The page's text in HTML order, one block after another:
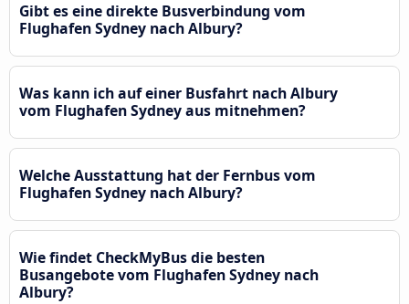
Gibt es eine direkte Busverbindung vom
Flughafen Sydney nach Albury?
Was kann ich auf einer Busfahrt nach Albury
vom Flughafen Sydney aus mitnehmen?
Welche Ausstattung hat der Fernbus vom
Flughafen Sydney nach Albury?
Wie findet CheckMyBus die besten
Busangebote vom Flughafen Sydney nach
Albury?